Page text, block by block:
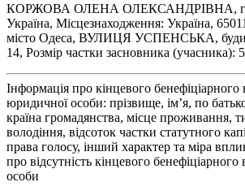
КОРЖОВА ОЛЕНА ОЛЕКСАНДРІВНА,
Україна, Місцезнаходження: Україна,
місто Одеса, ВУЛИЦЯ УСПЕНСЬКА,
14, Розмір частки засновника (учасника):
Інформація про кінцевого бенефіціарного
юридичної особи: прізвище, ім’я, по
країна громадянства, місце проживання,
володіння, відсоток частки статутного
права голосу, інший характер та міра
про відсутність кінцевого
особи